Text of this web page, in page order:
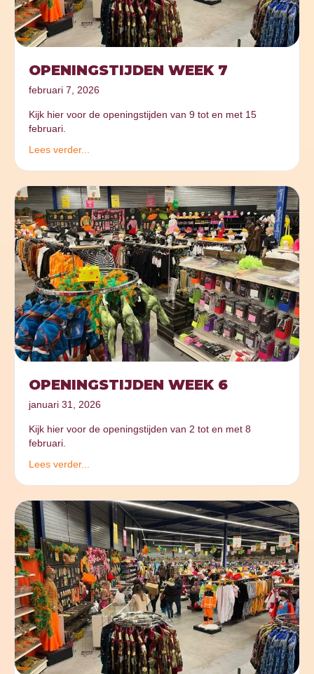
OPENINGSTIJDEN WEEK 7
februari 7, 2026
Kijk hier voor de openingstijden van 9 tot en met 15
februari.
Lees verder...
OPENINGSTIJDEN WEEK 6
januari 31, 2026
Kijk hier voor de openingstijden van 2 tot en met 8
februari.
Lees verder...